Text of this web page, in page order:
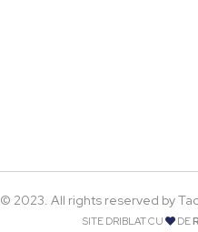
© 2023. All rights reserved by
SITE DRIBLAT CU DE